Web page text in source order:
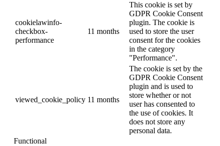
cookielawinfo-
checkbox-
performance
11 months
This cookie is set by
GDPR Cookie Consent
plugin. The cookie is
used to store the user
consent for the cookies
in the category
"Performance".
viewed_cookie_policy 11 months
The cookie is set by the
GDPR Cookie Consent
plugin and is used to
store whether or not
user has consented to
the use of cookies. It
does not store any
personal data.
Functional